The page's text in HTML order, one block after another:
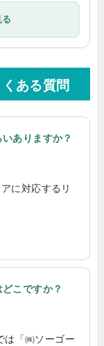
ある質問
ありますか？
に対応するリ
こですか？
は「㈱ソーゴー